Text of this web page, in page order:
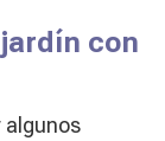
con
algunos